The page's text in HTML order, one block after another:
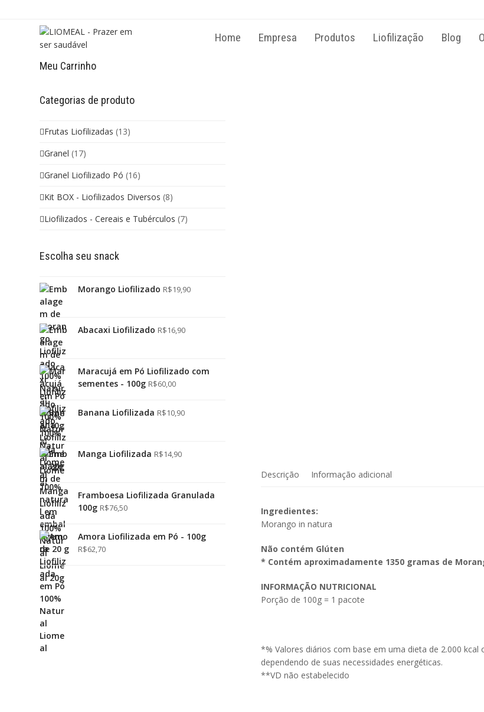
Powered by SendPulse
Home Empresa Produtos Liofilização Blog
Descrição Informação adicional
Ingredientes:
Morango in natura
Não contém Glúten
* Contém aproximadamente 1350 gramas de
INFORMAÇÃO NUTRICIONAL
Porção de 100g = 1 pacote
*% Valores diários com base em uma dieta de 2.000
dependendo de suas necessidades energéticas.
**VD não estabelecido
Meu Carrinho
Categorias de produto
Frutas Liofilizadas (13)
Granel (17)
Granel Liofilizado Pó (16)
Kit BOX - Liofilizados Diversos (8)
Liofilizados - Cereais e Tubérculos (7)
Escolha seu snack
Morango Liofilizado R$19,90
Abacaxi Liofilizado R$16,90
Maracujá em Pó Liofilizado com
sementes - 100g R$60,00
Banana Liofilizada R$10,90
Manga Liofilizada R$14,90
Framboesa Liofilizada Granulada
100g R$76,50
Amora Liofilizada em Pó - 100g
R$62,70